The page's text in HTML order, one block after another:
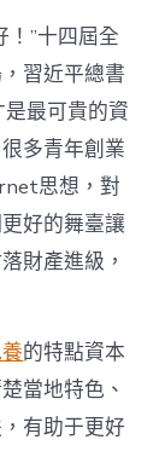
水
甜
心
寶
物
查
包
養
網
_
中
中
！”十四屆全
習近平總書
是最可貴的資
多青年創業
思想，對
好的舞臺讓
財產進級，
的特點資本
當地特色、
有助于更好